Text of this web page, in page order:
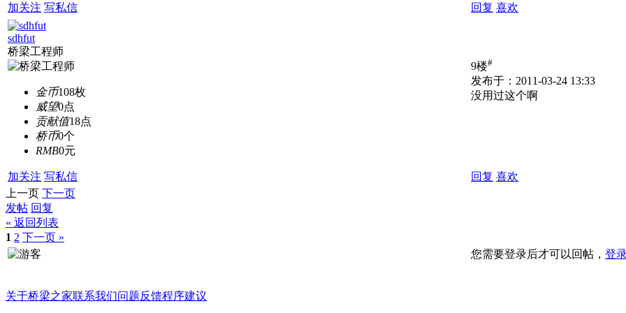
加关注 写私信 回复 喜欢
sdhfut
桥梁工程师
金币108枚
威望0点
贡献值18点
桥币0个
RMB0元
加关注 写私信
9楼#
发布于：2011-03-24 13:33
没用过这个啊
回复 喜欢
上一页 下一页
发帖 回复
« 返回列表
1 2 下一页 »
您需要登录后才可以回帖， 登
关于桥梁之家联系我们问题反馈程序建议